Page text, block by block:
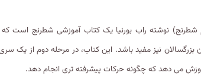
به قدم شطرنج) نوشته راب بورنیا یک کتاب آموزشی شطرنج
بزرگسالان نیز مفید باشد. این کتاب، در مرحله دوم از یک
می دهد که چگونه حرکات پیشرفته تری انجام دهد.